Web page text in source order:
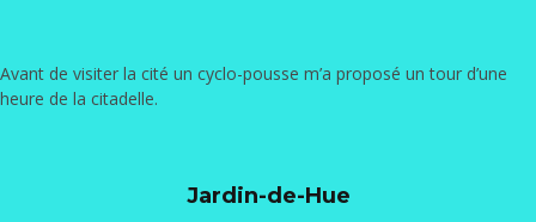
Avant de visiter la cité un cyclo-pousse m’a proposé un tour d’une
heure de la citadelle.
Jardin-de-Hue